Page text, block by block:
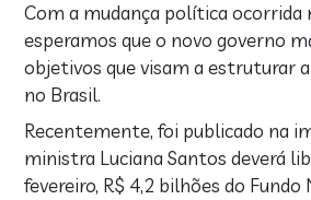
Com a mudança política ocorrida
esperamos que o novo governo
objetivos que visam a estruturar
no Brasil.
Recentemente, foi publicado na
ministra Luciana Santos deverá
fevereiro, R$ 4,2 bilhões do Fundo